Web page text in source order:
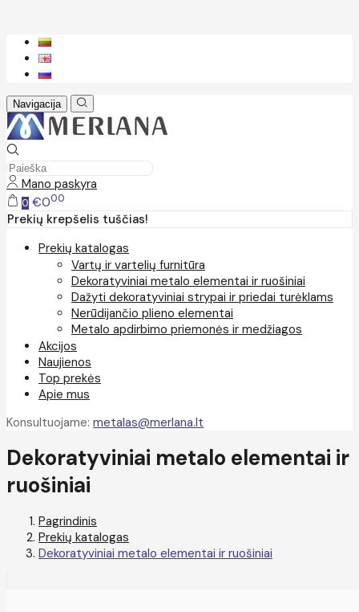
Navigacija
Mano paskyra
0 €000
Prekių krepšelis tuščias!
Prekių katalogas
Vartų ir vartelių furnitūra
Dekoratyviniai metalo elementai ir ruošiniai
Dažyti dekoratyviniai strypai ir priedai turėklams
Nerūdijančio plieno elementai
Metalo apdirbimo priemonės ir medžiagos
Akcijos
Naujienos
Top prekės
Apie mus
Konsultuojame: metalas@merlana.lt
Dekoratyviniai metalo elementai ir
ruošiniai
Pagrindinis
Prekių katalogas
Dekoratyviniai metalo elementai ir ruošiniai